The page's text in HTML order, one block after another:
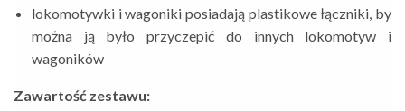
lokomotywki i wagoniki posiadają plastikowe łączniki, by
można ją było przyczepić do innych lokomotyw i
wagoników
Zawartość zestawu: